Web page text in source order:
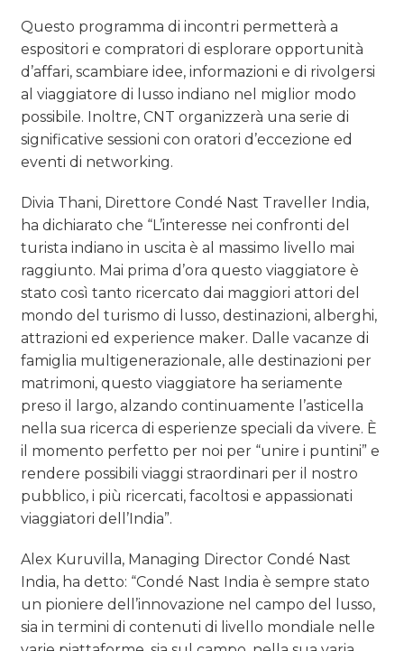
Questo programma di incontri permetterà a
espositori e compratori di esplorare opportunità
d’affari, scambiare idee, informazioni e di rivolgersi
al viaggiatore di lusso indiano nel miglior modo
possibile. Inoltre, CNT organizzerà una serie di
significative sessioni con oratori d’eccezione ed
eventi di networking.
Divia Thani, Direttore Condé Nast Traveller India,
ha dichiarato che “L’interesse nei confronti del
turista indiano in uscita è al massimo livello mai
raggiunto. Mai prima d’ora questo viaggiatore è
stato così tanto ricercato dai maggiori attori del
mondo del turismo di lusso, destinazioni, alberghi,
attrazioni ed experience maker. Dalle vacanze di
famiglia multigenerazionale, alle destinazioni per
matrimoni, questo viaggiatore ha seriamente
preso il largo, alzando continuamente l’asticella
nella sua ricerca di esperienze speciali da vivere. È
il momento perfetto per noi per “unire i puntini” e
rendere possibili viaggi straordinari per il nostro
pubblico, i più ricercati, facoltosi e appassionati
viaggiatori dell’India”.
Alex Kuruvilla, Managing Director Condé Nast
India, ha detto: “Condé Nast India è sempre stato
un pioniere dell’innovazione nel campo del lusso,
sia in termini di contenuti di livello mondiale nelle